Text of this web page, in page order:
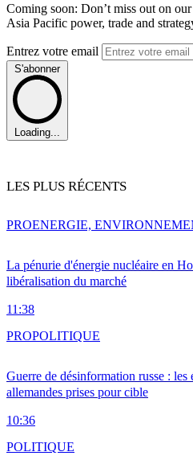
Coming soon: Don’t miss out on
Asia Pacific power, trade and
Entrez votre email
S'abonner
Loading...
LES PLUS RÉCENTS
La pénurie d'énergie nucléaire en
libéralisation du marché
11:38
PROENERGIE,
Guerre de désinformation russe : les
allemandes prises pour cible
10:36
PROPOLITIQUE
POLITIQUE